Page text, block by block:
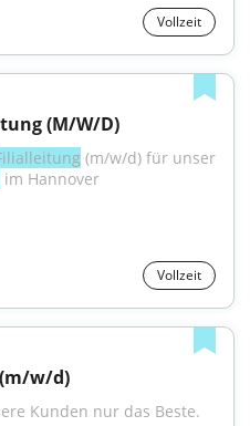
Vollzeit
(M/W/D)
(m/w/d) für unser
im Hannover
Vollzeit
w/d)
Kunden nur das Beste.